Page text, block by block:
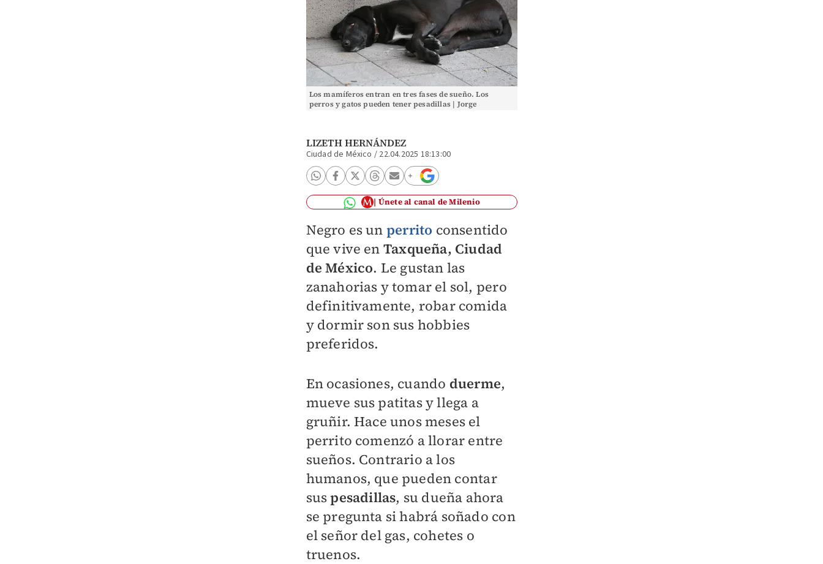
Los mamíferos entran en tres fases de sueño. Los
perros y gatos pueden tener pesadillas | Jorge
LIZETH HERNÁNDEZ
Ciudad de México / 22.04.2025 18:13:00
Únete al canal de Milenio
Negro es un perrito consentido
que vive en Taxqueña, Ciudad
de México. Le gustan las
zanahorias y tomar el sol, pero
definitivamente, robar comida
y dormir son sus hobbies
preferidos.
En ocasiones, cuando duerme,
mueve sus patitas y llega a
gruñir. Hace unos meses el
perrito comenzó a llorar entre
sueños. Contrario a los
humanos, que pueden contar
suspesadillas, su dueña ahora
se pregunta si habrá soñado con
el señor del gas, cohetes o
truenos.